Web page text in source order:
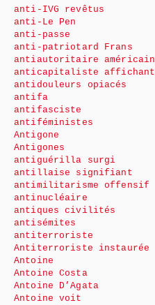
anti-IVG revêtus
anti-Le Pen
anti-passe
anti-patriotard Frans
antiautoritaire américain
anticapitaliste affichant
antidouleurs opiacés
antifa
antifasciste
antiféministes
Antigone
Antigones
antiguérilla surgi
antillaise signifiant
antimilitarisme offensif
antinucléaire
antiques civilités
antisémites
antiterroriste
Antiterroriste instaurée
Antoine
Antoine Costa
Antoine D’Agata
Antoine voit